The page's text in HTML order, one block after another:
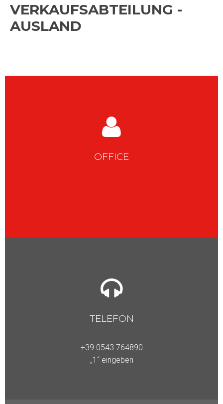
VERKAUFSABTEILUNG -
AUSLAND
OFFICE
TELEFON
+39 0543 764890
„1“ eingeben